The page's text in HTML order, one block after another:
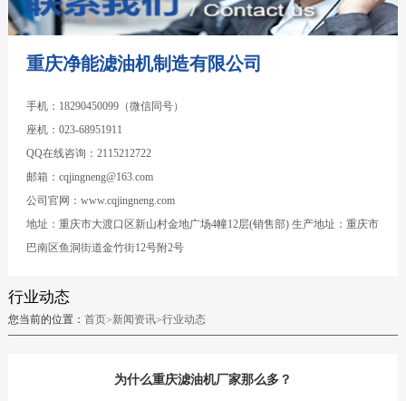
重庆净能滤油机制造有限公司
手机：18290450099（微信同号）
座机：023-68951911
QQ在线咨询：2115212722
邮箱：cqjingneng@163.com
公司官网：www.cqjingneng.com
地址：重庆市大渡口区新山村金地广场4幢12层(销售部) 生产地址：重庆市
巴南区鱼洞街道金竹街12号附2号
行业动态
您当前的位置： 首页>新闻资讯>行业动态
为什么重庆滤油机厂家那么多？